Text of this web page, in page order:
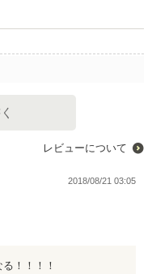
レビューについて
2018/08/21 03:05
！！！！